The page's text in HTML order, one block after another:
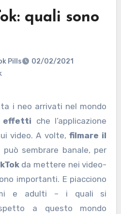
quali sono
Pills
02/02/2021
effetti che l’applicazione
video. A volte,filmare il
può sembrare banale, per
da mettere nei video-
importanti. E piacciono
e adulti – i quali si
a questo mondo